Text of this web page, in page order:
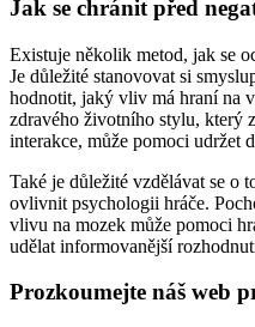
Jak se chránit před
Existuje několik metod, jak se
Je důležité stanovovat si
hodnotit, jaký vliv má hraní na
zdravého životního stylu, který
interakce, může pomoci udržet
Také je důležité vzdělávat se o
ovlivnit psychologii hráče.
vlivu na mozek může pomoci
udělat informovanější
Prozkoumejte náš web